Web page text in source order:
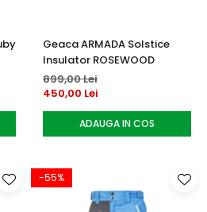
Geaca ARMADA Solstice
Insulator ROSEWOOD
899,00 Lei
450,00 Lei
ADAUGA IN COS
-55%